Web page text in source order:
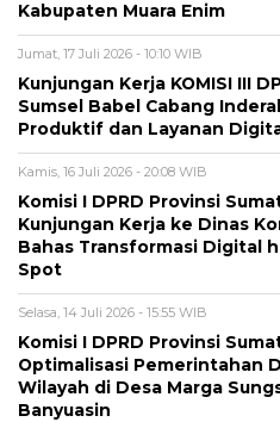
Kabupaten Muara Enim
Jumat, 17 Juli 2026 - 10:10 WIB
Kunjungan Kerja KOMISI III
Sumsel Babel Cabang
Produktif dan Layanan
Kamis, 16 Juli 2026 - 20:08 WIB
Komisi I DPRD Provinsi
Kunjungan Kerja ke Dinas
Bahas Transformasi Digital
Spot
Selasa, 14 Juli 2026 - 15:55 WIB
Komisi I DPRD Provinsi
Optimalisasi Pemerintahan
Wilayah di Desa Marga
Banyuasin